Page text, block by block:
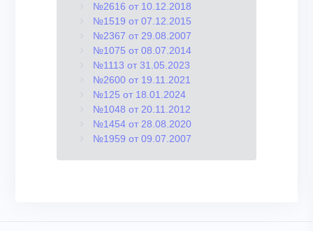
№2616 от 10.12.2018
№1519 от 07.12.2015
№2367 от 29.08.2007
№1075 от 08.07.2014
№1113 от 31.05.2023
№2600 от 19.11.2021
№125 от 18.01.2024
№1048 от 20.11.2012
№1454 от 28.08.2020
№1959 от 09.07.2007